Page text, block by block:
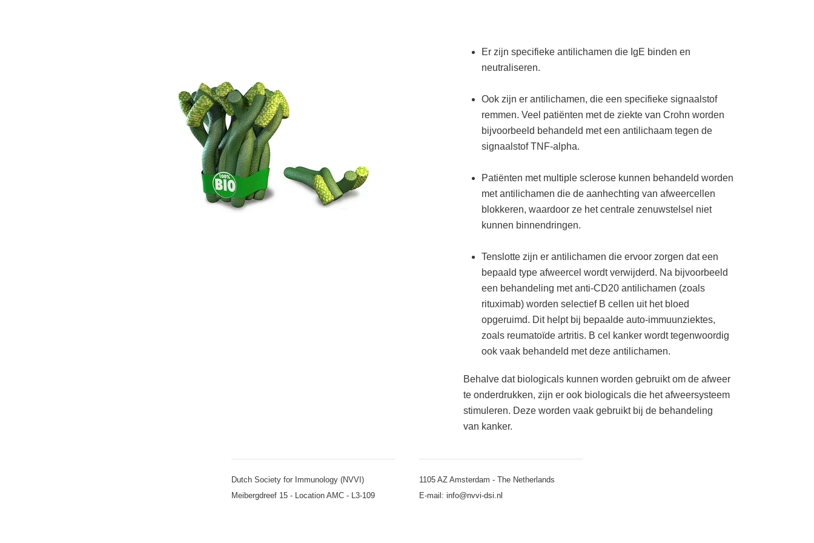
Er zijn specifieke antilichamen die IgE binden en
neutraliseren.
Ook zijn er antilichamen, die een specifieke signaalstof
remmen. Veel patiënten met de ziekte van Crohn worden
bijvoorbeeld behandeld met een antilichaam tegen de
signaalstof TNF-alpha.
Patiënten met multiple sclerose kunnen behandeld worden
met antilichamen die de aanhechting van afweercellen
blokkeren, waardoor ze het centrale zenuwstelsel niet
kunnen binnendringen.
Tenslotte zijn er antilichamen die ervoor zorgen dat een
bepaald type afweercel wordt verwijderd. Na bijvoorbeeld
een behandeling met anti-CD20 antilichamen (zoals
rituximab) worden selectief B cellen uit het bloed
opgeruimd. Dit helpt bij bepaalde auto-immuunziektes,
zoals reumatoïde artritis. B cel kanker wordt tegenwoordig
ook vaak behandeld met deze antilichamen.
Behalve dat biologicals kunnen worden gebruikt om de afweer
te onderdrukken, zijn er ook biologicals die het afweersysteem
stimuleren. Deze worden vaak gebruikt bij de behandeling
van kanker.
Dutch Society for Immunology (NVVI)
Meibergdreef 15 - Location AMC - L3-109
1105 AZ Amsterdam - The Netherlands
E-mail: info@nvvi-dsi.nl